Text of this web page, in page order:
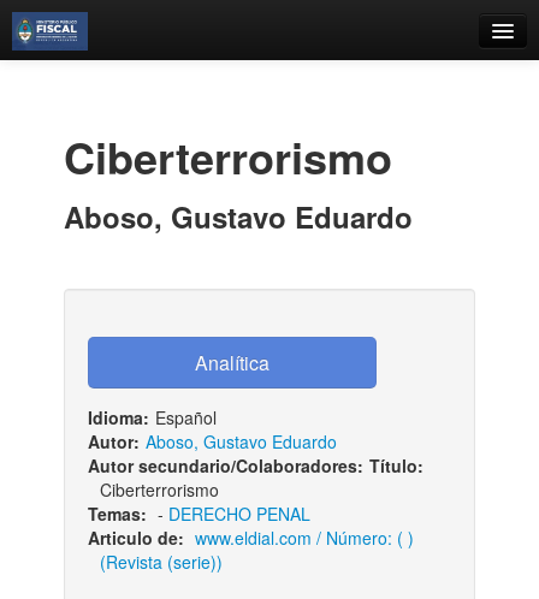
Estantes Virtuales
Contacto
Iniciar sesión
Ciberterrorismo
Aboso, Gustavo Eduardo
Idioma: Español
Autor: Aboso, Gustavo Eduardo
Autor secundario/Colaboradores: Título:
Ciberterrorismo
Temas: - DERECHO PENAL
Articulo de: www.eldial.com / Número: ( )
(Revista (serie))